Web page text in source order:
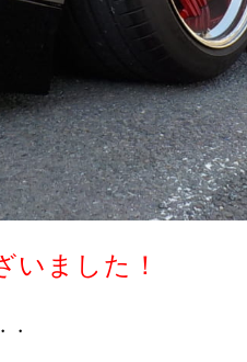
いました！
・